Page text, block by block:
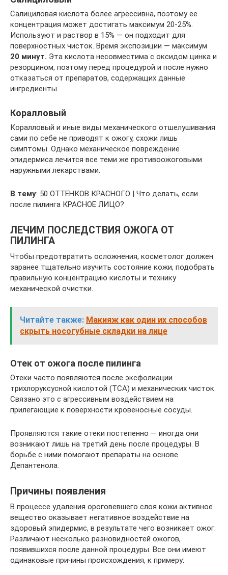
Салициловая кислота более агрессивна, поэтому ее
концентрация может достигать максимум 20-25%.
Используют и раствор в 15% — он подходит для
поверхностных чисток. Время экспозиции — максимум
20 минут. Эта кислота несовместима с оксидом цинка и
резорцином, поэтому перед процедурой и после нужно
отказаться от препаратов, содержащих данные
ингредиенты.
Коралловый
Коралловый и иные виды механического отшелушивания
сами по себе не приводят к ожогу, схожи лишь
симптомы. Однако механическое повреждение
эпидермиса лечится все теми же противоожоговыми
наружными лекарствами.
В тему: 50 ОТТЕНКОВ КРАСНОГО | Что делать, если
после пилинга КРАСНОЕ ЛИЦО?
ЛЕЧИМ ПОСЛЕДСТВИЯ ОЖОГА ОТ
ПИЛИНГА
Чтобы предотвратить осложнения, косметолог должен
заранее тщательно изучить состояние кожи, подобрать
правильную концентрацию кислоты и технику
механической очистки.
Читайте также: Макияж как один их способов
скрыть носогубные складки на лице
Отек от ожога после пилинга
Отеки часто появляются после эксфолиации
трихлоруксусной кислотой (ТСА) и механических чисток.
Связано это с агрессивным воздействием на
прилегающие к поверхности кровеносные сосуды.
Проявляются такие отеки постепенно — иногда они
возникают лишь на третий день после процедуры. В
борьбе с ними помогают препараты на основе
Депантенола.
Причины появления
В процессе удаления ороговевшего слоя кожи активное
вещество оказывает негативное воздействие на
здоровый эпидермис, в результате чего возникает ожог.
Различают несколько разновидностей ожогов,
появившихся после данной процедуры. Все они имеют
одинаковые причины происхождения, к примеру: